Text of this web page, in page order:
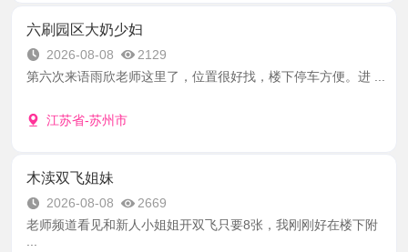
六刷园区大奶少妇
2026-08-08
2129
第六次来语雨欣老师这里了，位置很好找，楼下停车方便。进 ...
江苏省-苏州市
木渎双飞姐妹
2026-08-08
2669
老师频道看见和新人小姐姐开双飞只要8张，我刚刚好在楼下附
...